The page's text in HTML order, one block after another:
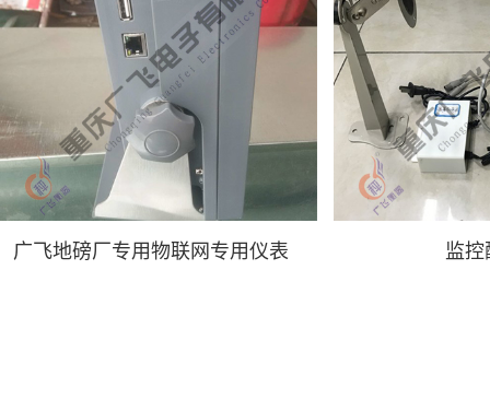
广飞地磅厂专用物联网专用仪表 监控